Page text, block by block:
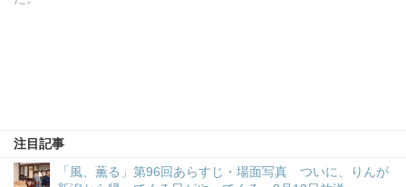
注目記事
「風、薫る」第96回あらすじ・場面写真 ついに、りんが